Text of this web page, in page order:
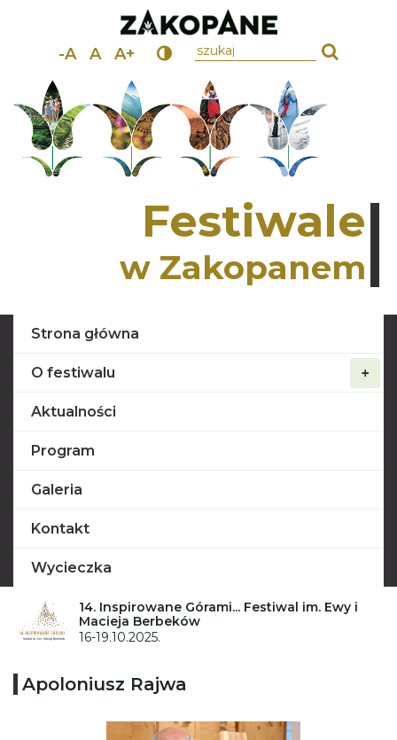
-A A A+ wpisz szukany tekst
Festiwale
w Zakopanem
Strona główna
O festiwalu
Aktualności
Program
Galeria
Kontakt
Wycieczka
14. Inspirowane Górami... Festiwal im. Ewy i
Macieja Berbeków
16-19.10.2025.
Apoloniusz Rajwa